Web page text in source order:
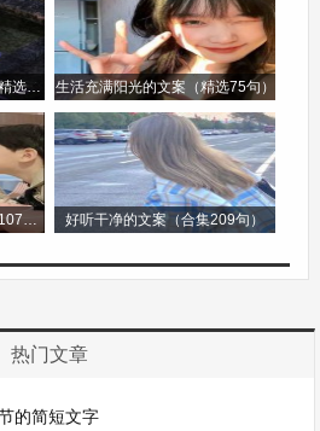
息，叶凛在流放途中染病身
，如遭雷击。她缓缓走到曾
地方，回忆着往昔的点点滴
语的小巷，如今只剩下她孤
的房间，拿出叶凛曾经为她
水泥，浮沈各异势，会合何
生与叶凛的爱情，就如同这
一边致郁一边自愈的文案（精选96句） 生活充满阳光的文案（精选75句）
表达美好祝愿的短句（合集107句） 好听干净的文案（合集209句）
热门文章
的简短文字